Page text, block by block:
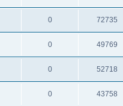
0 72735
0 49769
0 52718
0 43758